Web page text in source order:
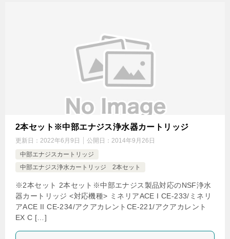
2本セット※中部エナジス浄水器カートリッジ
更新日： 2022年6月9日 公開日： 2014年9月26日
中部エナジスカートリッジ
中部エナジス浄水カートリッジ 2本セット
※2本セット 2本セット※中部エナジス製品対応のNSF浄水
器カートリッジ <対応機種> ミネリアACE I CE-233/ミネリ
アACE II CE-234/アクアカレントCE-221/アクアカレント
EX C […]